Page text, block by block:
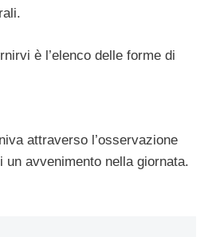
è l’elenco delle forme di
attraverso l’osservazione
un avvenimento nella giornata.